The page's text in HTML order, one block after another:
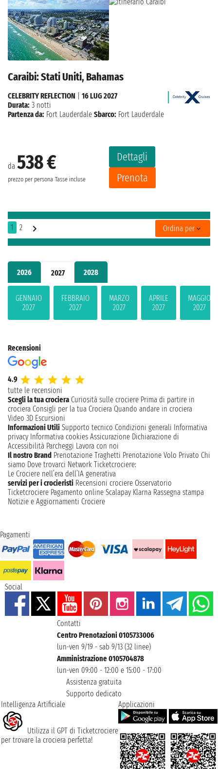
2026 2027 2028
GENNAIO
2027
FEBBRAIO
2027
MARZO
2027
APRILE
2027
MAGGIO
2027
Caraibi: Stati Uniti, Bahamas
da 538 €
prezzo per persona Tasse incluse
Dettagli
Prenota
CELEBRITY REFLECTION
16 LUG 2027
Durata: 3 notti
Partenza da: Fort Lauderdale Sbarco: Fort Lauderdale
1 2 Ordina per
Recensioni
4.9
tutte le recensioni
Scegli la tua crociera Curiosità sulle crociere Prima di partire in
crociera Consigli per la tua Crociera Quando andare in crociera
Video 3D Escursioni
Informazioni Utili Supporto tecnico Condizioni generali Informativa
privacy Informativa cookies Assicurazione Dichiarazione di
Accessibilità Parcheggi Lavora con noi
Il nostro Brand Prenotazione Traghetti Prenotazione Volo Privato Chi
siamo Dove trovarci Network Ticketcrociere:
Le Crociere nell’era dell’IA generativa
servizi per i crocieristi Recensioni crociere Osservatorio
Ticketcrociere Pagamento online Scalapay Klarna Rassegna stampa
Notizie e Aggiornamenti Crociere
Pagamenti
Social
Contatti
Centro Prenotazioni 0105733006
lun-ven 9/19 - sab 9/13 (32 linee)
Amministrazione 0105704878
lun-ven 09:00 - 12:00 e 15:00 - 17:00
Assistenza gratuita
Supporto dedicato
Intelligenza Artificiale
Utilizza il GPT di Ticketcrociere
per trovare la crociera perfetta!
Applicazioni